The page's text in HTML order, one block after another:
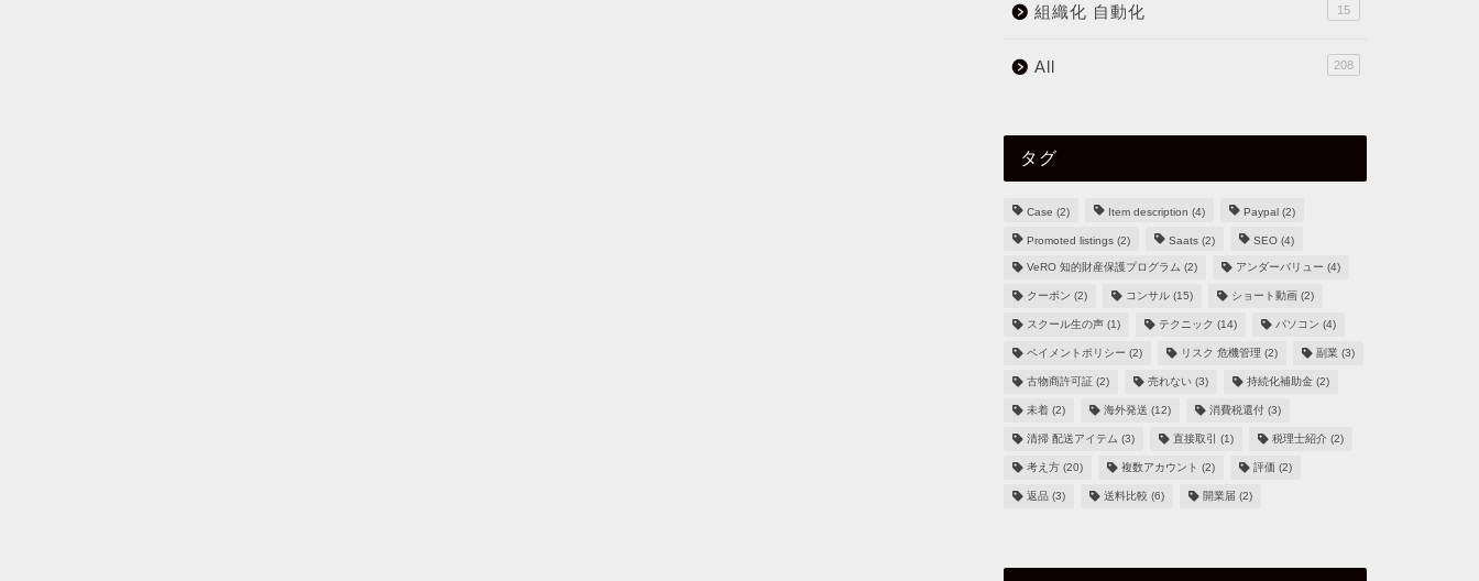
組織化 自動化 15
All 208
タグ
Case (2) Item description (4) Paypal(2)
Promoted listings(2) Saats(2) SEO(4)
VeRO 知的財産保護プログラム (2) アンダーバリュー (4)
クーポン (2) コンサル(15) ショート動画(2)
スクール生の声(1) テクニック (14) パソコン (4)
ペイメントポリシー (2) リスク 危機管理 (2) 副業 (3)
古物商許可証(2) 売れない(3) 持続化補助金(2)
未着(2) 海外発送 (12) 消費税還付(3)
清掃 配送アイテム (3) 直接取引 (1) 税理士紹介(2)
考え方(20) 複数アカウント (2) 評価 (2)
返品(3) 送料比較 (6) 開業届 (2)